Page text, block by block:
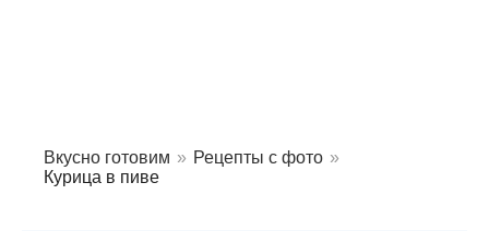
Вкусно готовим » Рецепты с фото »
Курица в пиве